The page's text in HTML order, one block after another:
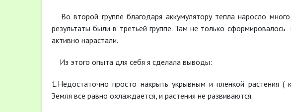
Во второй группе благодаря аккумулятору тепла наросло
результаты были в третьей группе. Там не только
активно нарастали.
Из этого опыта для себя я сделала выводы:
1.Недостаточно просто накрыть укрывным и пленкой растения
Земля все равно охлаждается, и растения не развиваются.